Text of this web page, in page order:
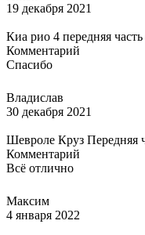
19 декабря 2021
Киа рио 4 передняя
Комментарий
Спасибо
Владислав
30 декабря 2021
Шевроле Круз Передняя
Комментарий
Всё отлично
Максим
4 января 2022